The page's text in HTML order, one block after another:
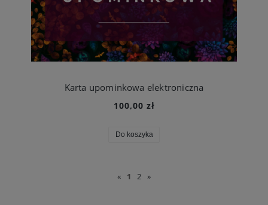
Karta upominkowa elektroniczna
100,00 zł
Do koszyka
« 1 2 »